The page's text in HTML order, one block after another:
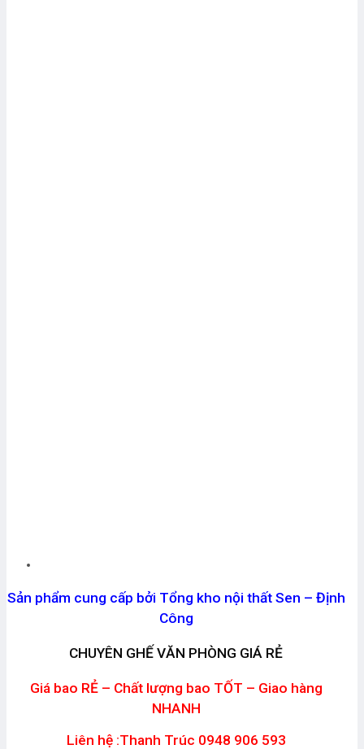
Sản phẩm cung cấp bởi Tổng kho nội thất Sen – Định
Công
CHUYÊN GHẾ VĂN PHÒNG GIÁ RẺ
Giá bao RẺ – Chất lượng bao TỐT – Giao hàng
NHANH
Liên hệ :Thanh Trúc 0948 906 593